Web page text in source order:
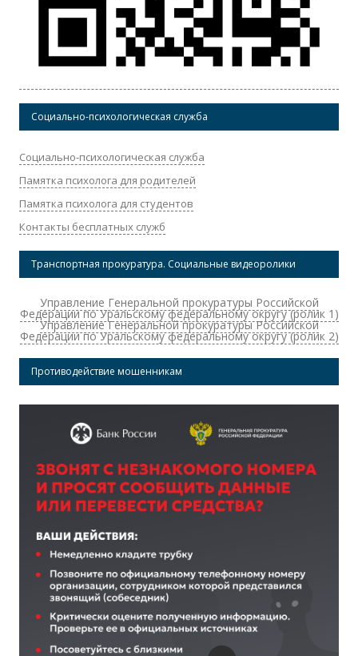
Социально-психологическая служба
Социально-психологическая служба
Памятка психолога для родителей
Памятка психолога для студентов
Контакты бесплатных служб
Транспортная прокуратура. Социальные видеоролики
Управление Генеральной прокуратуры Российской
Федерации по Уральскому федеральному округу (ролик 1)
Управление Генеральной прокуратуры Российской
Федерации по Уральскому федеральному округу (ролик 2)
Противодействие мошенникам